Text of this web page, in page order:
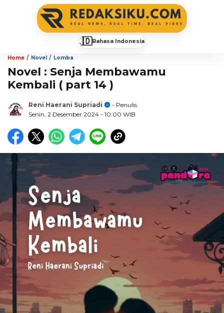
🇮🇩Bahasa Indonesia
Home / Novel / Lomba
Novel : Senja Membawamu
Kembali ( part 14 )
Reni Haerani Supriadi
- Penulis
Senin, 2 Desember 2024 - 10:00 WIB